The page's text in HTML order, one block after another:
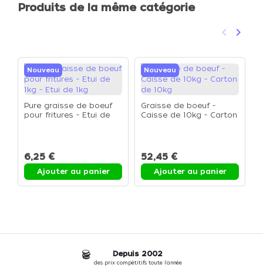
Produits de la même catégorie
Précédent
keyboard_arrow_left keyboard_arrow_right
Nouveau
Pure graisse de boeuf
pour fritures - Etui de
6,25 €
Ajouter au panier
Nouveau
Graisse de boeuf -
Caisse de 10kg - Carton
52,45 €
Ajouter au panier
Depuis 2002
des prix compétitifs toute l'année